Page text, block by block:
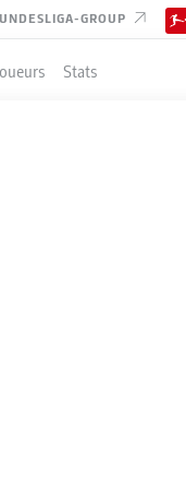
GROUP
Stats